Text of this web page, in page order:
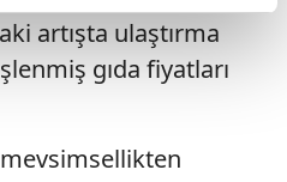
noktasında tek gelir
isteriz.
çerezlere izin vermedikleri
artışta ulaştırma
gıda fiyatları
mevsimsellikten